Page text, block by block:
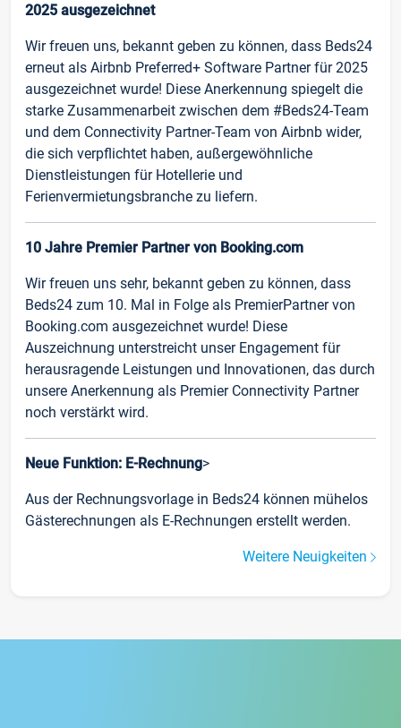
2025 ausgezeichnet
Wir freuen uns, bekannt geben zu können, dass Beds24
erneut als Airbnb Preferred+ Software Partner für 2025
ausgezeichnet wurde! Diese Anerkennung spiegelt die
starke Zusammenarbeit zwischen dem #Beds24-Team
und dem Connectivity Partner-Team von Airbnb wider,
die sich verpflichtet haben, außergewöhnliche
Dienstleistungen für Hotellerie und
Ferienvermietungsbranche zu liefern.
10 Jahre Premier Partner von Booking.com
Wir freuen uns sehr, bekannt geben zu können, dass
Beds24 zum 10. Mal in Folge als PremierPartner von
Booking.com ausgezeichnet wurde! Diese
Auszeichnung unterstreicht unser Engagement für
herausragende Leistungen und Innovationen, das durch
unsere Anerkennung als Premier Connectivity Partner
noch verstärkt wird.
Neue Funktion: E-Rechnung>
Aus der Rechnungsvorlage in Beds24 können mühelos
Gästerechnungen als E-Rechnungen erstellt werden.
Weitere Neuigkeiten